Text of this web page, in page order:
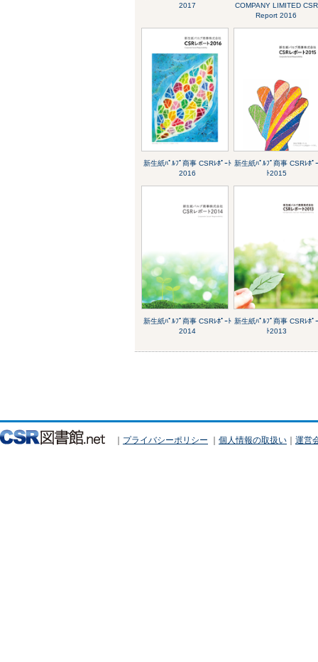
2017
COMPANY LIMITED CSR
Report 2016
新生紙ﾊﾟﾙﾌﾟ商事 CSRﾚﾎﾟｰﾄ
2016
新生紙ﾊﾟﾙﾌﾟ商事 CSRﾚﾎﾟｰ
ﾄ2015
新生紙ﾊﾟﾙﾌﾟ商事 CSRﾚﾎﾟｰﾄ
2014
新生紙ﾊﾟﾙﾌﾟ商事 CSRﾚﾎﾟｰ
ﾄ2013
｜ プライバシーポリシー ｜ 個人情報の取扱い ｜ 運営